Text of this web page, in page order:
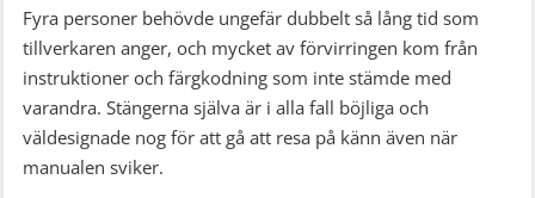
Fyra personer behövde ungefär dubbelt så lång tid som
tillverkaren anger, och mycket av förvirringen kom från
instruktioner och färgkodning som inte stämde med
varandra. Stängerna själva är i alla fall böjliga och
väldesignade nog för att gå att resa på känn även när
manualen sviker.